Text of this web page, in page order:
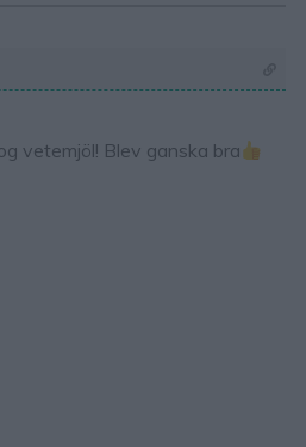
vetemjöl! Blev ganska bra